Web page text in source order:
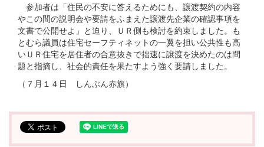
参加者は「住民の不安に答えるためにも、譲渡契約の内容
やこの間の説明会や要請をふまえた譲渡先企業の確認事項を
文書で公開せよ」と迫り、ＵＲ側も検討を約束しました。も
とむら議員は住宅セーフティネットの一翼を担い公共性も高
いＵＲ住宅を居住者の合意抜きで拙速に譲渡を決めたのは問
題と指摘し、社会的責任を果たすよう強く要請しました。
（７月１４日 しんぶん赤旗）